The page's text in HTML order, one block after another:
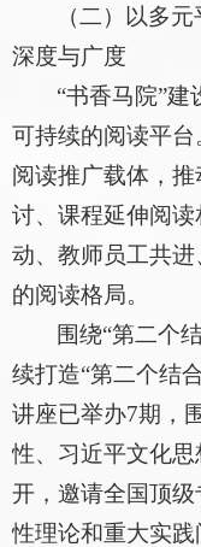
（二）以多
深度与广度
“书香马院”建
可持续的阅读平
阅读推广载体，
讨、课程延伸阅
动、教师员工共
的阅读格局。
围绕“第二个
续打造“第二个结
讲座已举办7期，
性、习近平文化
开，邀请全国顶级
性理论和重大实